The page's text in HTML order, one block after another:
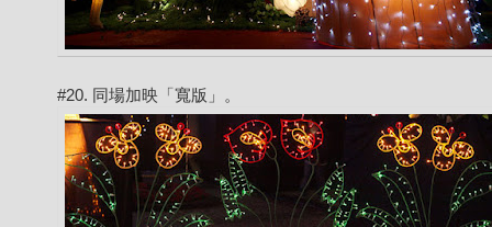
#20. 同場加映「寬版」。